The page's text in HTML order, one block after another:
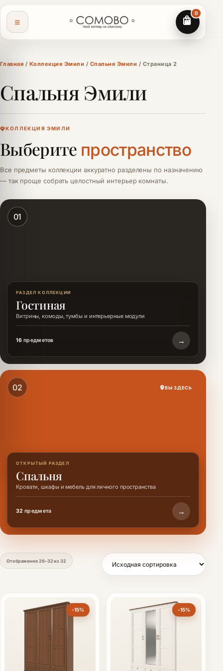
0
Главная / Коллекция Эмили / Спальня Эмили / Страница 2
Спальня Эмили
КОЛЛЕКЦИЯ ЭМИЛИ
Выберите пространство
Все предметы коллекции аккуратно разделены по назначению
— так проще собрать целостный интерьер комнаты.
01
РАЗДЕЛ КОЛЛЕКЦИИ
Гостиная
Витрины, комоды, тумбы и интерьерные модули
16 предметов →
02 ВЫ ЗДЕСЬ
ОТКРЫТЫЙ РАЗДЕЛ
Спальня
Кровати, шкафы и мебель для личного пространства
32 предмета →
Отображение 26–32 из 32
-15% -15%